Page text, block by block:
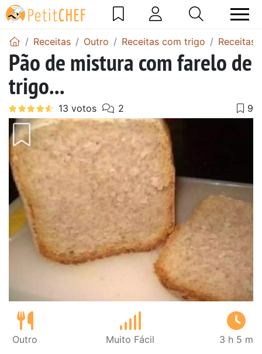
Receitas Outro Receitas com trigo Receitas
Pão de mistura com farelo de
trigo...
Outro Muito Fácil 3 h 5 m